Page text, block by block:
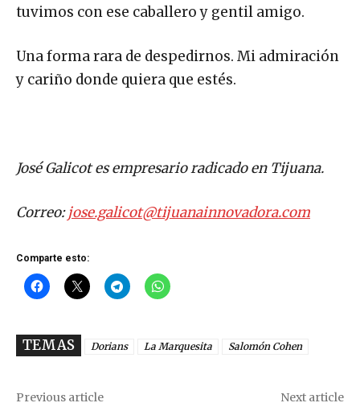
tuvimos con ese caballero y gentil amigo.
Una forma rara de despedirnos. Mi admiración
y cariño donde quiera que estés.
José Galicot es empresario radicado en Tijuana.
Correo:jose.galicot@tijuanainnovadora.com
Comparte esto:
TEMAS Dorians La Marquesita Salomón Cohen
Previous article Next article